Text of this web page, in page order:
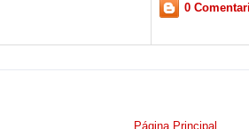
0
Página Principal